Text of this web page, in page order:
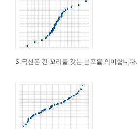
S-곡선은 긴 꼬리를 갖는 분포를 의미합니다.